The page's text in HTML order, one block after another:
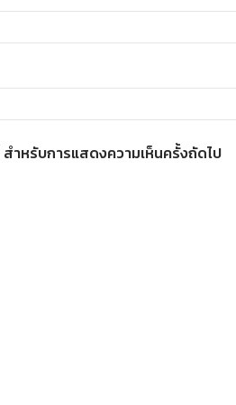
ำหรับการแสดงความเห็นครั้งถัดไป